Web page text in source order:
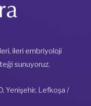
ileri embriyoloji
sunuyoruz.
Yenişehir, Lefkoşa /